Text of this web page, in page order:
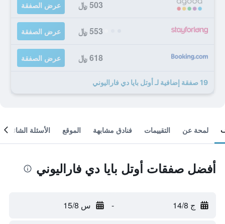
503 ﷼ عرض الصفقة
553 ﷼ عرض الصفقة
618 ﷼ عرض الصفقة
19 صفقة إضافية لـ أوتل بايا دي فاراليوني
لمحة عن التقييمات فنادق مشابهة الموقع الأسئلة الشائعة
أفضل صفقات أوتل بايا دي فاراليوني
ج 14/8 - س 15/8